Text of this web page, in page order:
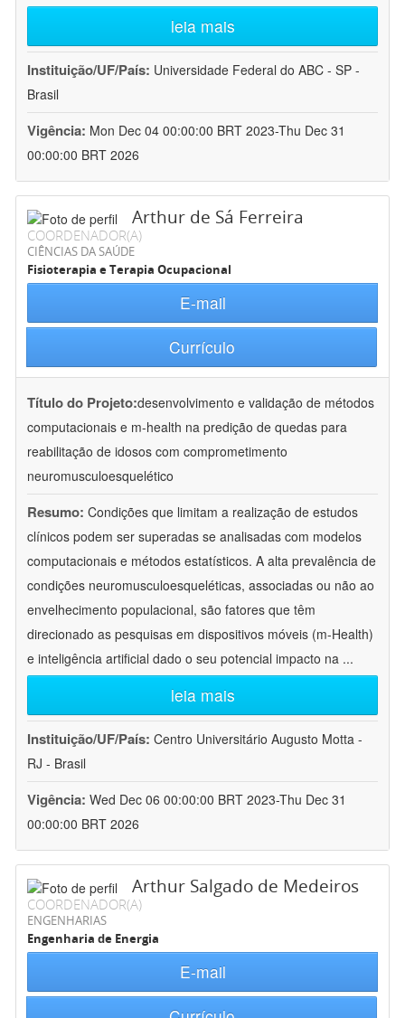
leia mais
Instituição/UF/País: Universidade Federal do ABC - SP -
Brasil
Vigência: Mon Dec 04 00:00:00 BRT 2023-Thu Dec 31
00:00:00 BRT 2026
Arthur de Sá Ferreira
COORDENADOR(A)
CIÊNCIAS DA SAÚDE
Fisioterapia e Terapia Ocupacional
E-mail
Currículo
Título do Projeto:desenvolvimento e validação de métodos
computacionais e m-health na predição de quedas para
reabilitação de idosos com comprometimento
neuromusculoesquelético
Resumo: Condições que limitam a realização de estudos
clínicos podem ser superadas se analisadas com modelos
computacionais e métodos estatísticos. A alta prevalência de
condições neuromusculoesqueléticas, associadas ou não ao
envelhecimento populacional, são fatores que têm
direcionado as pesquisas em dispositivos móveis (m-Health)
e inteligência artificial dado o seu potencial impacto na ...
leia mais
Instituição/UF/País: Centro Universitário Augusto Motta -
RJ - Brasil
Vigência: Wed Dec 06 00:00:00 BRT 2023-Thu Dec 31
00:00:00 BRT 2026
Arthur Salgado de Medeiros
COORDENADOR(A)
ENGENHARIAS
Engenharia de Energia
E-mail